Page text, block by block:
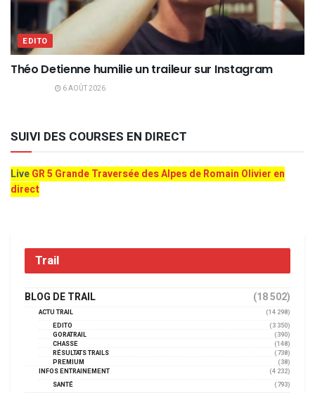
EDITO
Théo Detienne humilie un traileur sur Instagram
6 AOÛT 2026
SUIVI DES COURSES EN DIRECT
LiveGR 5 Grande Traversée des Alpes de Romain Olivier en
direct
Trail
BLOG DE TRAIL (18 502)
ACTU TRAIL
(14 298)
EDITO
(3 350)
GORATRAIL
(390)
CHASSE
(148)
RÉSULTATS TRAILS
(738)
PREMIUM
(38)
INFOS ENTRAINEMENT
(4 232)
SANTÉ
(793)